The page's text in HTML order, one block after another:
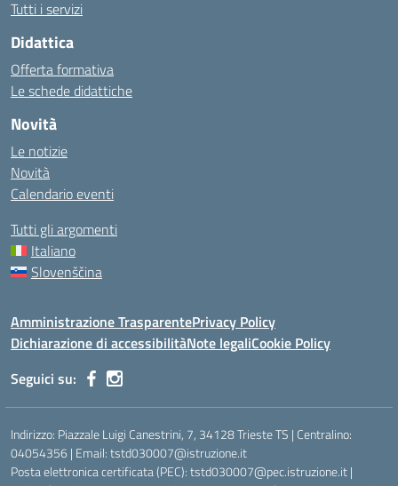
Tutti i servizi
Didattica
Offerta formativa
Le schede didattiche
Novità
Le notizie
Novità
Calendario eventi
Tutti gli argomenti
Italiano
Slovenščina
Amministrazione TrasparentePrivacy Policy
Dichiarazione di accessibilitàNote legaliCookie Policy
Seguici su:
Indirizzo: Piazzale Luigi Canestrini, 7, 34128 Trieste TS | Centralino:
04054356 | Email: tstd030007@istruzione.it
Posta elettronica certificata (PEC): tstd030007@pec.istruzione.it |